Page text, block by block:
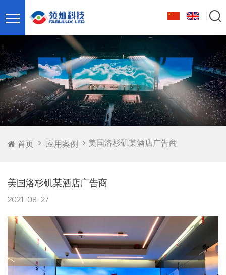
首页 应用案例 美国洛杉矶某酒店广告商
美国洛杉矶某酒店广告商
2021-08-27